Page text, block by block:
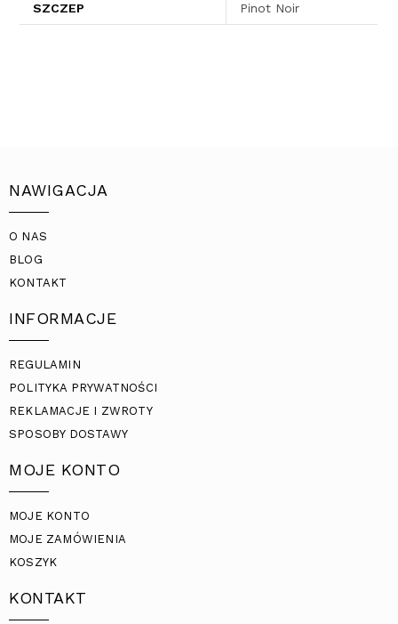
SZCZEP Pinot Noir
NAWIGACJA
O NAS
BLOG
KONTAKT
INFORMACJE
REGULAMIN
POLITYKA PRYWATNOŚCI
REKLAMACJE I ZWROTY
SPOSOBY DOSTAWY
MOJE KONTO
MOJE KONTO
MOJE ZAMÓWIENIA
KOSZYK
KONTAKT